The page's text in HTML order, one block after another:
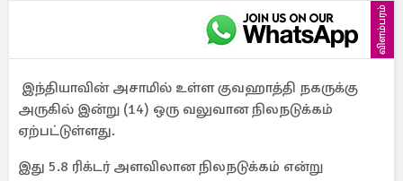
விளம்பரம்
இந்தியாவின் அசாமில் உள்ள குவஹாத்தி நகருக்கு
அருகில் இன்று (14) ஒரு வலுவான நிலநடுக்கம்
ஏற்பட்டுள்ளது.
இது 5.8 ரிக்டர் அளவிலான நிலநடுக்கம் என்று